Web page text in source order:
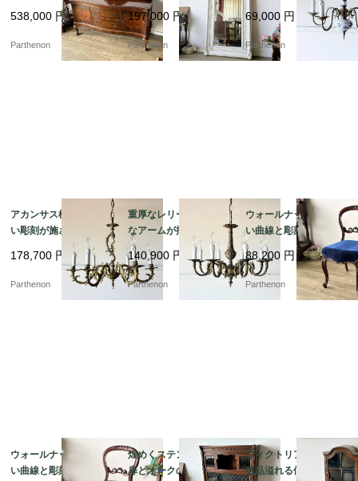
く、空間を優雅に彩る
チッペンデール様式の
サイドボード【ds43-
538,000 円
Parthenon
を優雅に彩るアンティ
ーク調の大型スタンド
ミラー【fo244】
197,000 円
Parthenon
トラスト。爽やかな気
品を漂わせる陶器製5灯
式シャンデリア【sy47
6】
69,000 円
Parthenon
アカンサス模様の美し
い彫刻が施されたブラ
ス照明。クラシカルな
空間を演出する6灯式シ
ャンデリア【sy393】
178,700 円
Parthenon
重厚なレリーフと優美
なアームが描く気品。
クラシカルな真鍮の輝
きが空間を魅了する8灯
式シャンデリア【sy46
140,900 円
Parthenon
ウォールナットの美し
い曲線と彫刻が目を惹
く、空間を優雅に彩る
気品あるバルーンチェ
ア【c237-2】
88,200 円
Parthenon
ウォールナットの美し
い曲線と彫刻が目を惹
煌めくステンドグラス
扉とオークの味わいが
ヴィクトリア朝後期の
気品溢れる佇まいのツ